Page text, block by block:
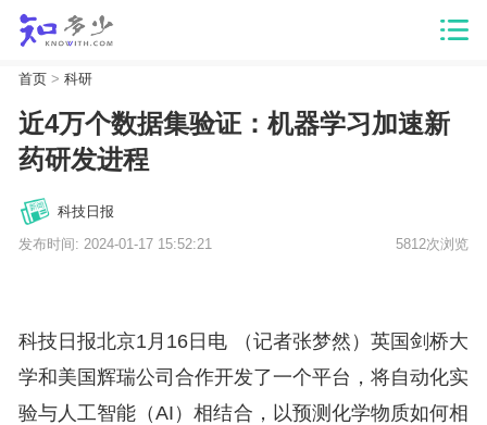
首页> 科研
近4万个数据集验证：机器学习加速新
药研发进程
科技日报
发布时间: 2024-01-17 15:52:21 5812次浏览
科技日报北京1月16日电 （记者张梦然）英国剑桥大
学和美国辉瑞公司合作开发了一个平台，将自动化实
验与人工智能（AI）相结合，以预测化学物质如何相